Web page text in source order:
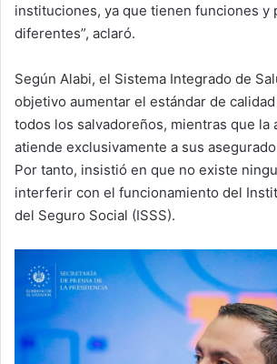
instituciones, ya que tienen funciones y
diferentes”, aclaró.
Según Alabi, el Sistema Integrado de
objetivo aumentar el estándar de
todos los salvadoreños, mientras que la
atiende exclusivamente a sus
Por tanto, insistió en que no existe
interferir con el funcionamiento del
del Seguro Social (ISSS).